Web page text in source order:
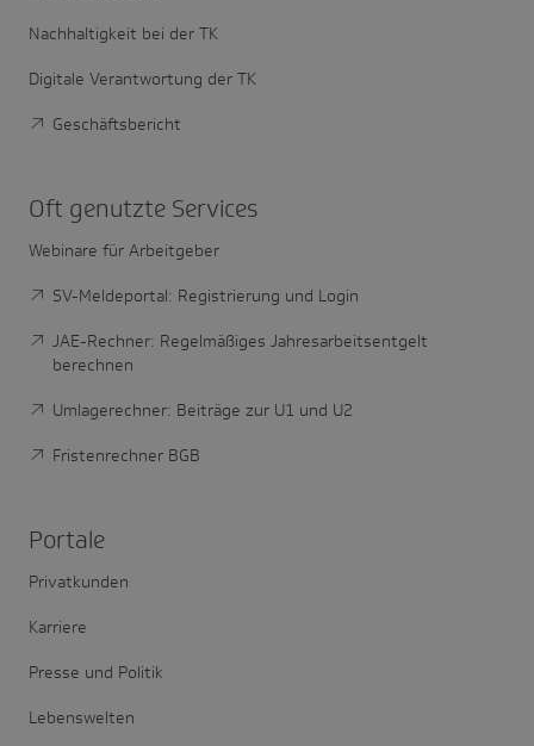
Nachhaltigkeit bei der TK
Digitale Verantwortung der TK
Geschäftsbericht
Oft genutzte Services
Webinare für Arbeitgeber
SV-Meldeportal: Registrierung und Login
JAE-Rechner: Regelmäßiges Jahresarbeitsentgelt
berechnen
Umlagerechner: Beiträge zur U1 und U2
Fristenrechner BGB
Portale
Privatkunden
Karriere
Presse und Politik
Lebenswelten